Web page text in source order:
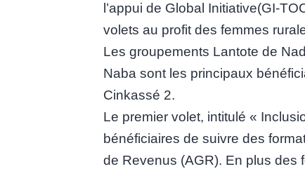
l’appui de Global Initiative(GI-
volets au profit des femmes
Les groupements Lantote de
Naba sont les principaux
Cinkassé 2.
Le premier volet, intitulé «
bénéficiaires de suivre des
de Revenus (AGR). En plus des